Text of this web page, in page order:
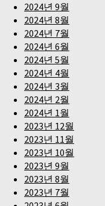
2024년 9월
2024년 8월
2024년 7월
2024년 6월
2024년 5월
2024년 4월
2024년 3월
2024년 2월
2024년 1월
2023년 12월
2023년 11월
2023년 10월
2023년 9월
2023년 8월
2023년 7월